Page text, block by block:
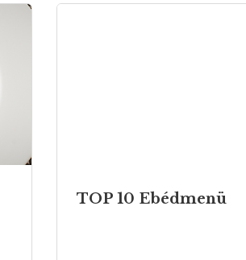
TOP 10 Ebédmenü